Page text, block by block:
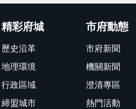
精彩府城
歷史沿革
地理環境
行政區域
締盟城市
市府動態
市府新聞
機關新聞
澄清專區
熱門活動